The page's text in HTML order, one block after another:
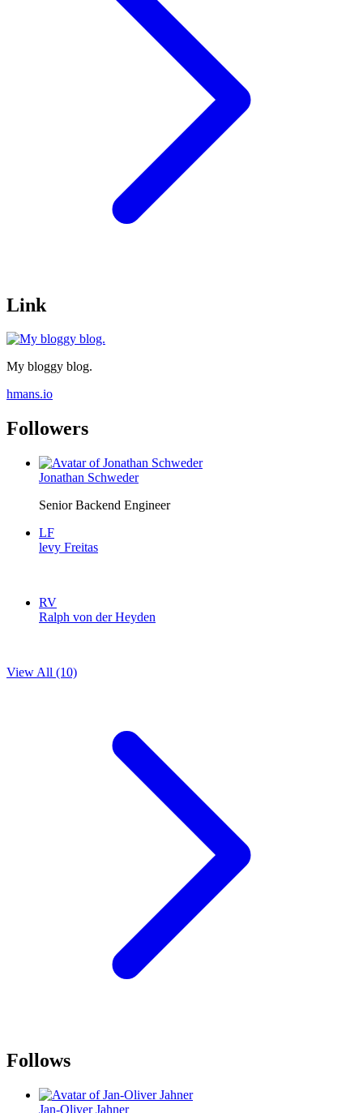
Link
My bloggy blog.
hmans.io
Followers
Jonathan Schweder
Senior Backend Engineer
LF
levy Freitas
RV
Ralph von der Heyden
View All (10)
Follows
Jan-Oliver Jahner